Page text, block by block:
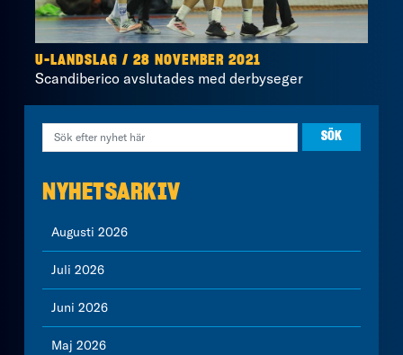
U-LANDSLAG / 28 NOVEMBER 2021
Scandiberico avslutades med derbyseger
NYHETSARKIV
Augusti 2026
Juli 2026
Juni 2026
Maj 2026